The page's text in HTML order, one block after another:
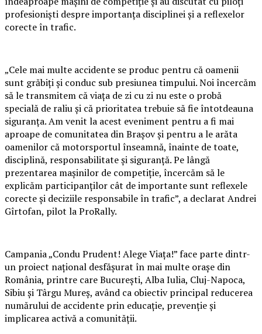
profesioniști despre importanța disciplinei și a reflexelor
corecte în trafic.
„Cele mai multe accidente se produc pentru că oamenii
sunt grăbiți și conduc sub presiunea timpului. Noi încercăm
să le transmitem că viața de zi cu zi nu este o probă
specială de raliu și că prioritatea trebuie să fie întotdeauna
siguranța. Am venit la acest eveniment pentru a fi mai
aproape de comunitatea din Brașov și pentru a le arăta
oamenilor că motorsportul înseamnă, înainte de toate,
disciplină, responsabilitate și siguranță. Pe lângă
prezentarea mașinilor de competiție, încercăm să le
explicăm participanților cât de importante sunt reflexele
corecte și deciziile responsabile în trafic”, a declarat Andrei
Gîrtofan, pilot la ProRally.
Campania „Condu Prudent! Alege Viața!” face parte dintr-
un proiect național desfășurat în mai multe orașe din
România, printre care București, Alba Iulia, Cluj-Napoca,
Sibiu și Târgu Mureș, având ca obiectiv principal reducerea
numărului de accidente prin educație, prevenție și
implicarea activă a comunității.